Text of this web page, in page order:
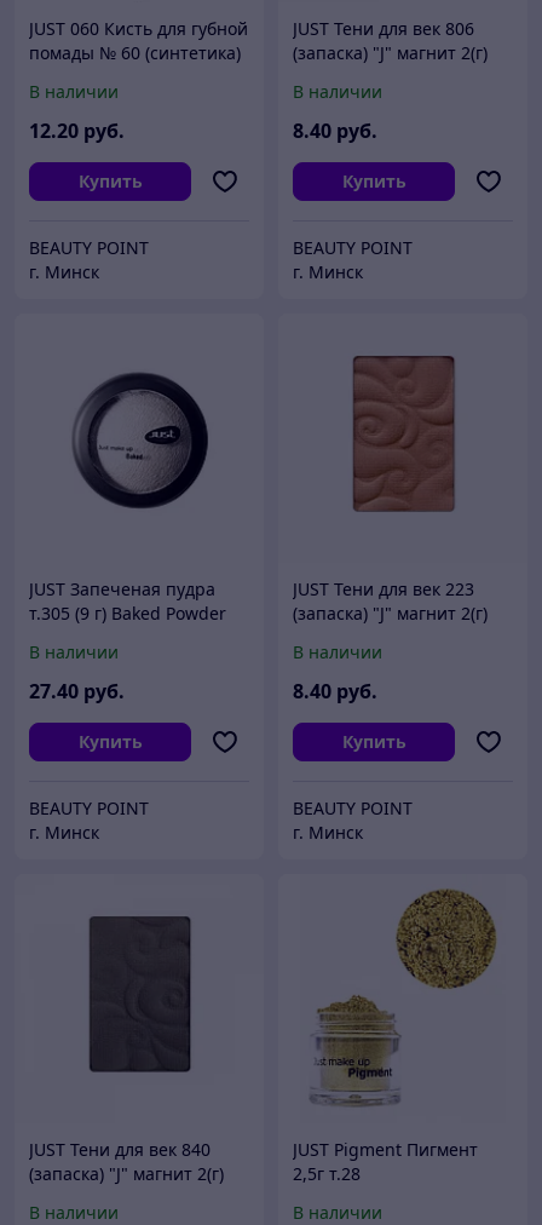
JUST 060 Кисть для губной
помады № 60 (синтетика)
В наличии
12.20 руб.
Купить
BEAUTY POINT
г. Минск
JUST Тени для век 806
(запаска) "J" магнит 2(г)
В наличии
8.40 руб.
Купить
BEAUTY POINT
г. Минск
JUST Запеченая пудра
т.305 (9 г) Baked Powder
В наличии
27.40 руб.
Купить
BEAUTY POINT
г. Минск
JUST Тени для век 223
(запаска) "J" магнит 2(г)
В наличии
8.40 руб.
Купить
BEAUTY POINT
г. Минск
JUST Тени для век 840
(запаска) "J" магнит 2(г)
В наличии
JUST Pigment Пигмент
2,5г т.28
В наличии